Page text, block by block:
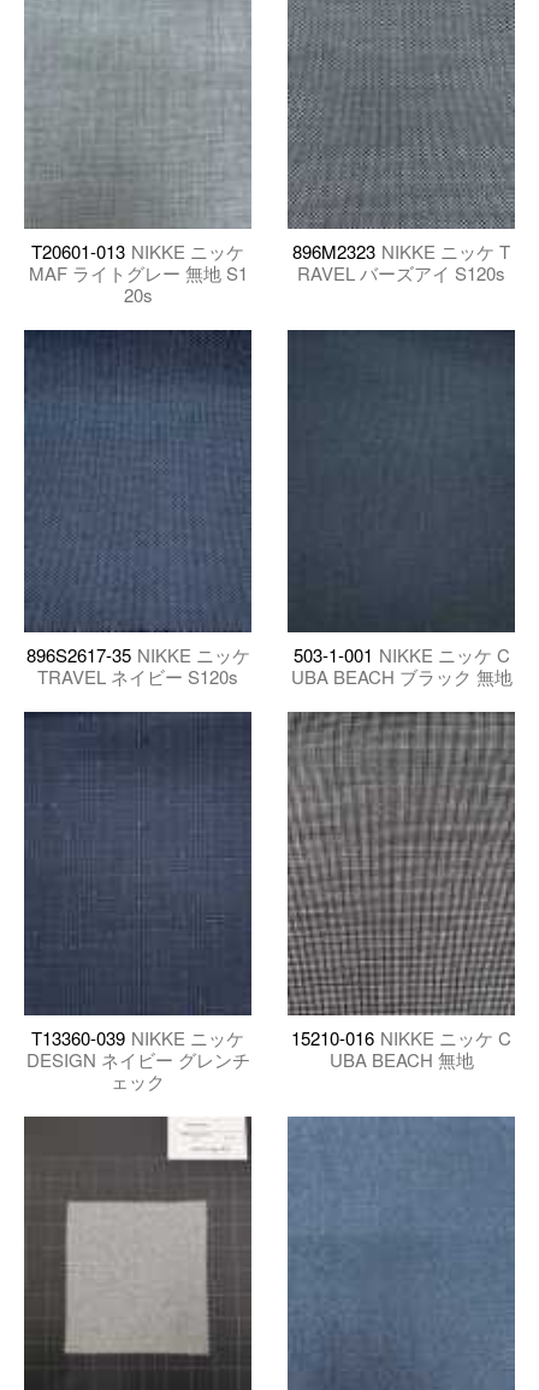
T20601-013 NIKKE ニッケ
MAF ライトグレー 無地 S1
20s
896M2323 NIKKE ニッケ T
RAVEL バーズアイ S120s
896S2617-35 NIKKE ニッケ
TRAVEL ネイビー S120s
503-1-001 NIKKE ニッケ C
UBA BEACH ブラック 無地
T13360-039 NIKKE ニッケ
DESIGN ネイビー グレンチ
ェック
15210-016 NIKKE ニッケ C
UBA BEACH 無地